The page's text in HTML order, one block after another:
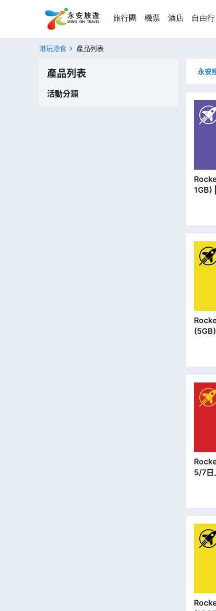
旅行團 機票 酒店 自由行
港玩港食 產品列表
產品列表
活動分類
永安
Rocket SIM | 澳
1GB)
Rocket SIM |
Rocket SIM |
5/7日
Rocket SIM |